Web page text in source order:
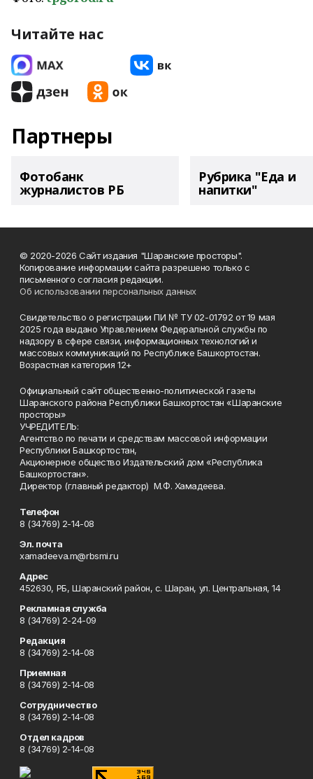
Читайте нас
Партнеры
Фотобанк
журналистов РБ
Рубрика "Еда и
напитки"
© 2020-2026 Сайт издания "Шаранские просторы".
Копирование информации сайта разрешено только с
письменного согласия редакции.
Об использовании персональных данных
Свидетельство о регистрации ПИ № ТУ 02-01792 от 19 мая
2025 года выдано Управлением Федеральной службы по
надзору в сфере связи, информационных технологий и
массовых коммуникаций по Республике Башкортостан.
Возрастная категория 12+
Официальный сайт общественно-политической газеты
Шаранского района Республики Башкортостан «Шаранские
просторы»
УЧРЕДИТЕЛЬ:
Агентство по печати и средствам массовой информации
Республики Башкортостан,
Акционерное общество Издательский дом «Республика
Башкортостан».
Директор (главный редактор) М.Ф. Хамадеева.
Телефон
8 (34769) 2-14-08
Эл. почта
xamadeeva.m@rbsmi.ru
Адрес
452630, РБ, Шаранский район, с. Шаран, ул. Центральная, 14
Рекламная служба
8 (34769) 2-24-09
Редакция
8 (34769) 2-14-08
Приемная
8 (34769) 2-14-08
Сотрудничество
8 (34769) 2-14-08
Отдел кадров
8 (34769) 2-14-08